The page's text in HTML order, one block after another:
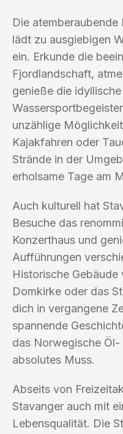
Die
lädt zu ausgiebigen
ein. Erkunde die
Fjordlandschaft,
genieße die
unzählige
Kajakfahren oder
Strände in der
erholsame Tage am
Auch kulturell hat
Besuche das
Konzerthaus und
Aufführungen
Historische
Domkirke oder das
dich in vergangene
spannende
das Norwegische Öl-
absolutes Muss.
Abseits von
Stavanger auch mit
Lebensqualität. Die